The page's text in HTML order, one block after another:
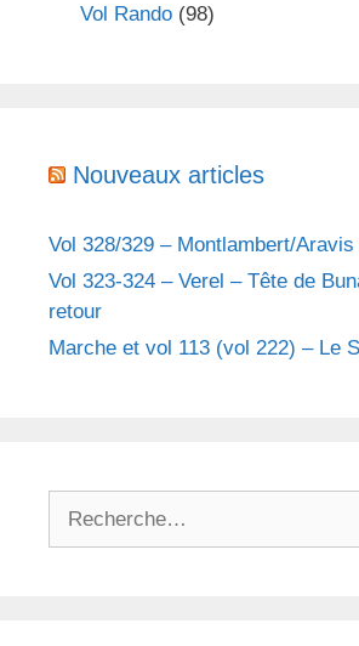
Vol Rando(98)
Nouveaux articles
Vol 328/329 – Montlambert/
Vol 323-324 – Verel – Tête de
retour
Marche et vol 113 (vol 222) – Le